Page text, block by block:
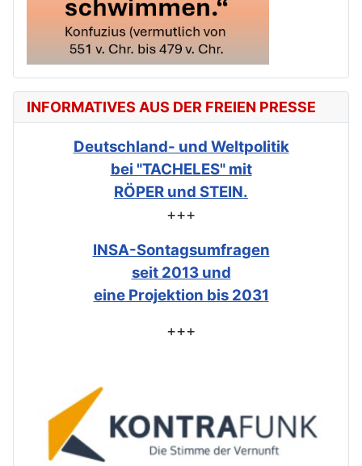
INFORMATIVES AUS DER FREIEN PRESSE
Deutschland- und Weltpolitik
bei "TACHELES" mit
RÖPER und STEIN.
+++
INSA-Sontagsumfragen
seit 2013 und
eine Projektion bis 2031
+++